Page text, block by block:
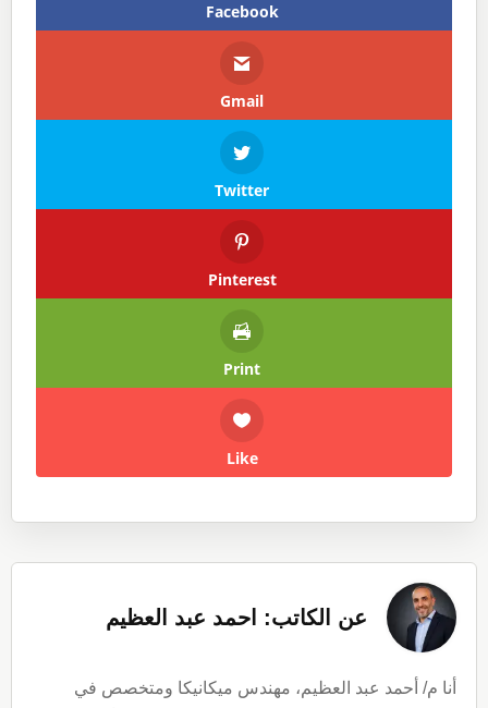
Facebook
Gmail
Twitter
Pinterest
Print
Like
عن الكاتب: احمد عبد العظيم
أنا م/ أحمد عبد العظيم، مهندس ميكانيكا ومتخصص في